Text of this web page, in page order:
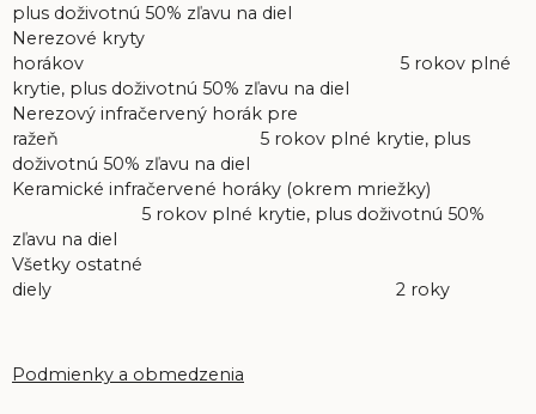
plus doživotnú 50% zľavu na diel
Nerezové kryty
horákov 5 rokov plné
krytie, plus doživotnú 50% zľavu na diel
Nerezový infračervený horák pre
ražeň 5 rokov plné krytie, plus
doživotnú 50% zľavu na diel
Keramické infračervené horáky (okrem mriežky)
5 rokov plné krytie, plus doživotnú 50%
zľavu na diel
Všetky ostatné
diely 2 roky
Podmienky a obmedzenia